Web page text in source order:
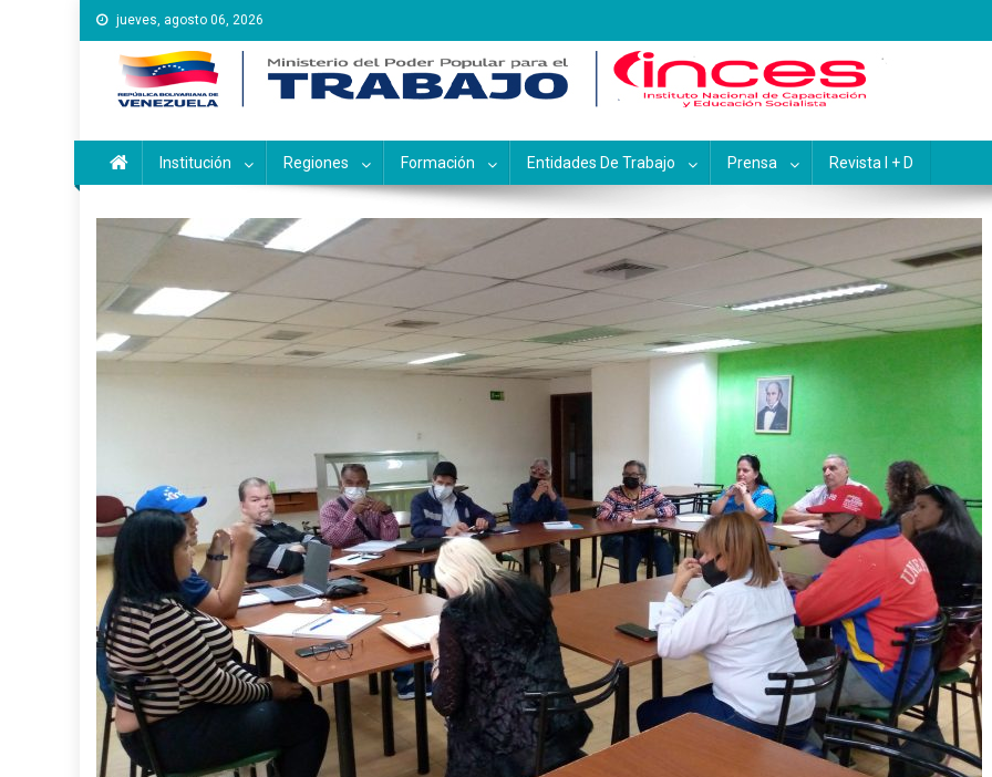
Saltar
al
contenido
jueves, agosto 06, 2026
Instituto Nacional de Capacitación y Educación
Inces
Institución Regiones Formación Entidades De Trabajo Prensa Revista I + D